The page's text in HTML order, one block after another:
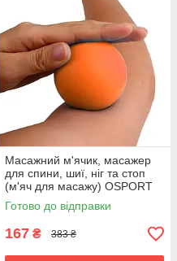
Масажний м'ячик, масажер
для спини, шиї, ніг та стоп
(м'яч для масажу) OSPORT
6см (MS 3271-1)
Помаранчевий
Готово до відправки
167 ₴ 383 ₴